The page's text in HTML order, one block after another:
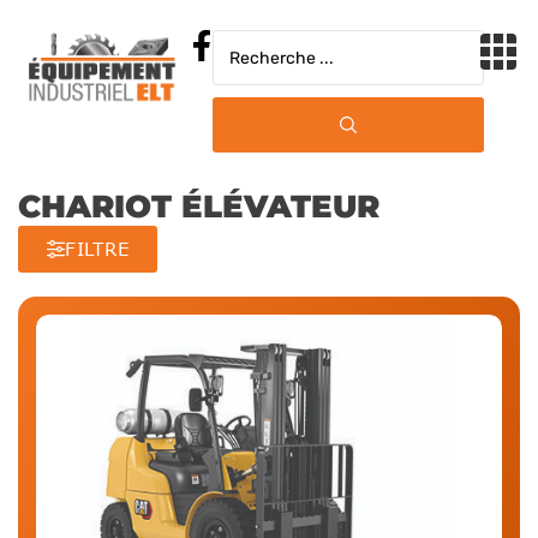
Ventes
Entreprosage
À Propos
CHARIOT ÉLÉVATEUR
FILTRE
Béton
Chauffage / Ventilation
Compaction / Excavation
Élévation / Échafaudage